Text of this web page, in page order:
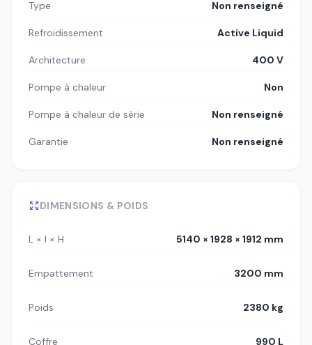
Type Non renseigné
Refroidissement Active Liquid
Architecture 400 V
Pompe à chaleur Non
Pompe à chaleur de série Non renseigné
Garantie Non renseigné
DIMENSIONS & POIDS
L × l × H 5140 × 1928 × 1912 mm
Empattement 3200 mm
Poids 2380 kg
Coffre 990 L